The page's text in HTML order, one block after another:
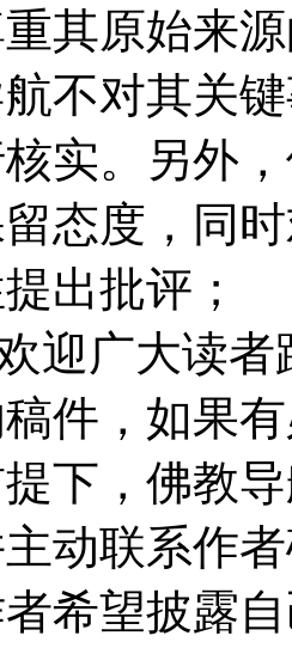
其原始来
不对其关
实。另外
态度，同
出批评；
迎广大读
件，如果
下，佛教
动联系作
希望披露